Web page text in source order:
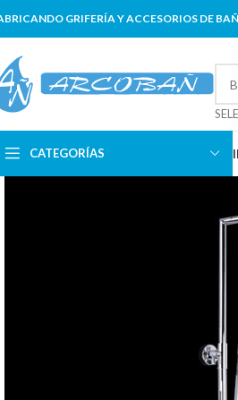
GRIFERÍA Y ACCESORIOS DE
CATEGORÍAS